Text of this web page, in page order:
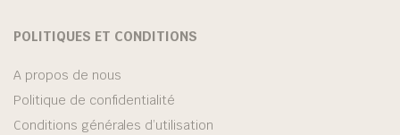
POLITIQUES ET CONDITIONS
A propos de nous
Politique de confidentialité
Conditions générales d’utilisation